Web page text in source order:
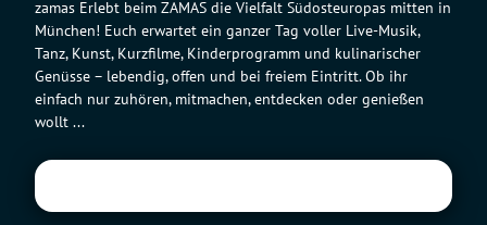
zamas Erlebt beim ZAMAS die Vielfalt Südosteuropas mitten in
München! Euch erwartet ein ganzer Tag voller Live-Musik,
Tanz, Kunst, Kurzfilme, Kinderprogramm und kulinarischer
Genüsse – lebendig, offen und bei freiem Eintritt. Ob ihr
einfach nur zuhören, mitmachen, entdecken oder genießen
wollt ...